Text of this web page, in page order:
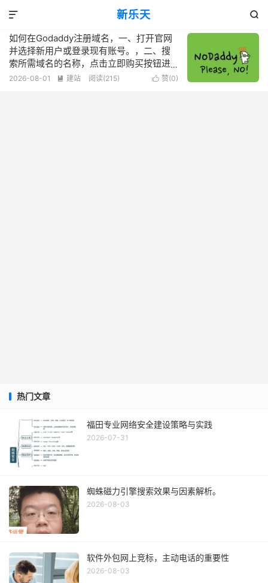
新乐天 
 共 1 篇文章
如何在Godaddy注册域名，一、打开官网
并选择新用户或登录现有账号。，二、搜
索所需域名的名称，点击立即购买按钮进
行查询和预选。，三、填写必要信息完成
 赞(0)
2026-08-01  建站 阅读(215)
热门文章
福田专业网络安全建设策略与实践
2026-07-31
蜘蛛磁力引擎搜索效果与因素解析。
2026-08-03
软件外包网上竞标，主动电话的重要性
2026-08-03